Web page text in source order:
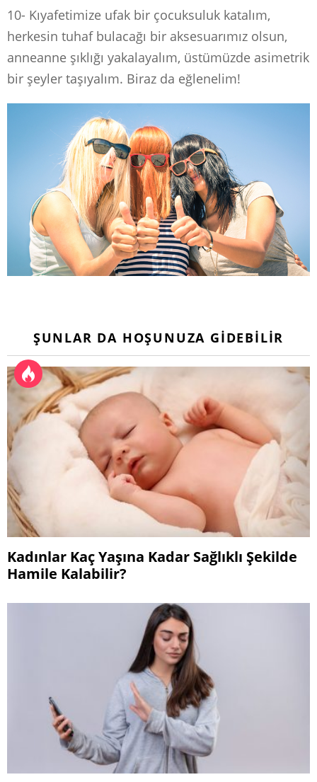
10- Kıyafetimize ufak bir çocuksuluk katalım,
herkesin tuhaf bulacağı bir aksesuarımız olsun,
anneanne şıklığı yakalayalım, üstümüzde asimetrik
bir şeyler taşıyalım. Biraz da eğlenelim!
ŞUNLAR DA HOŞUNUZA GIDEBILIR
Kadınlar Kaç Yaşına Kadar Sağlıklı Şekilde
Hamile Kalabilir?